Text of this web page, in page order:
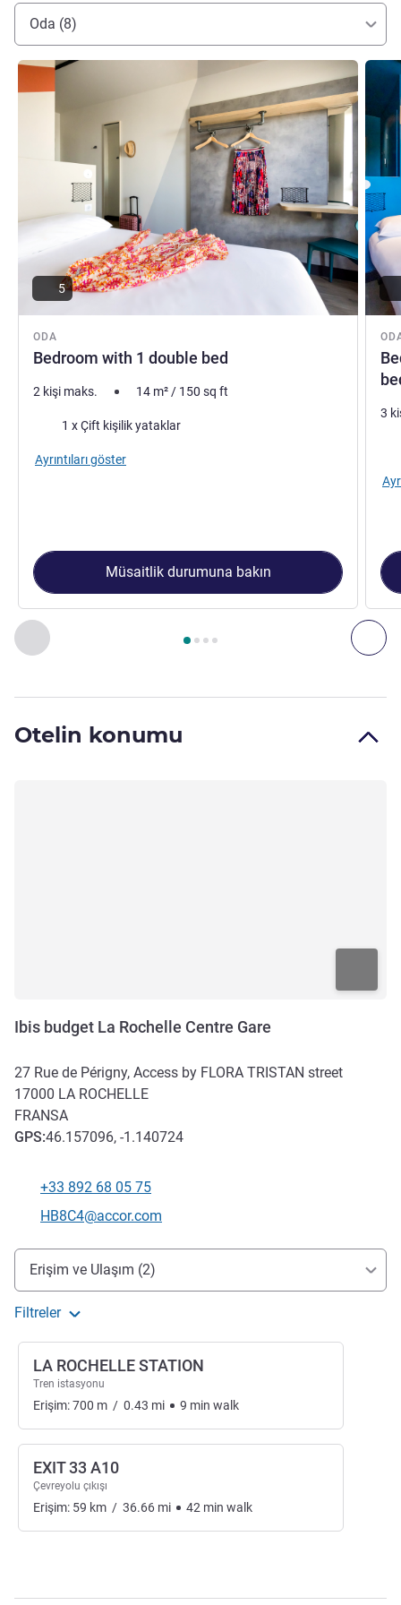
Oda (8)
Önceki - Oda
Sayfa , Oda 1 : Bedroom with 1 double bed , Oda 2 :
ODA
Bedroom with 1 double bed
Ayrıntıları göster
5
2 kişi maks. 14 m²/ 150 sq ft
1 x Çift kişilik yataklar
Ayrıntıları göster
Müsaitlik durumuna bakın
3
Otelin konumu
Ibis budget La Rochelle Centre Gare
27 Rue de Périgny, Access by FLORA TRISTAN street
17000 LA ROCHELLE
FRANSA
GPS:46.157096, -1.140724
Telefon
+33 892 68 05 75
İletişim için e-posta
HB8C4@accor.com
Erişim ve ulaşım
Erişim ve Ulaşım (2)
Filtreler
LA ROCHELLE STATION
Tren istasyonu
Erişim:700 m / 0.43 mi 9 min walk
EXIT 33 A10
Çevreyolu çıkışı
Erişim: 59 km / 36.66 mi 42 min walk